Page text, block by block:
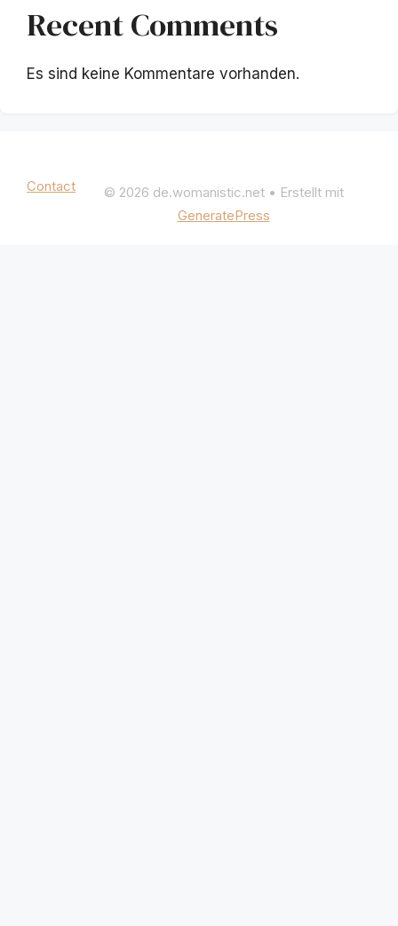
Recent Comments
Es sind keine Kommentare vorhanden.
Contact © 2026 de.womanistic.net• Erstellt mit
GeneratePress